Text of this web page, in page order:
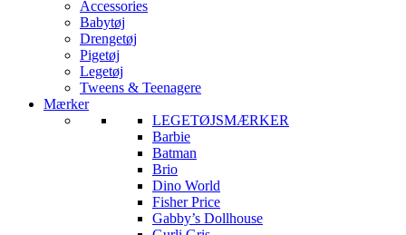
Accessories
Babytøj
Drengetøj
Pigetøj
Legetøj
Tweens & Teenagere
Mærker
LEGETØJSMÆRKER
Barbie
Batman
Brio
Dino World
Fisher Price
Gabby’s Dollhouse